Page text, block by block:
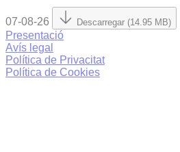
07-08-26 Descarregar (14.95 MB)
Presentació
Avís legal
Política de Privacitat
Política de Cookies